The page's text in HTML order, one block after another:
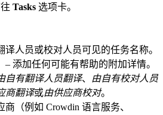
Tasks 选项卡。
译人员或校对人员可见的任务名称。
– 添加任何可能有帮助的附加详情。
自有翻译人员翻译、
由自有校对人员
商翻译或由供应商校对。
商（例如 Crowdin 语言服务、